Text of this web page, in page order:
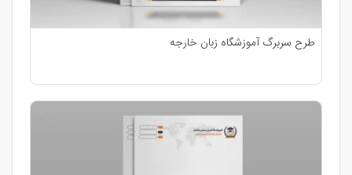
طرح سربرگ آموزشگاه زبان خارجه